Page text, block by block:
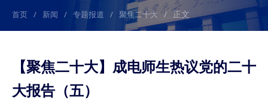
首页 / 新闻 / 专题报道 / 聚焦二十大 / 正文
【聚焦二十大】成电师生热议党的二十
大报告（五）